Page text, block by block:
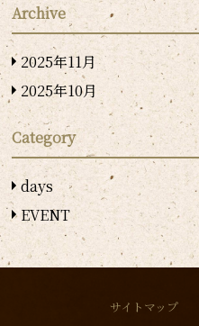
Archive
2025年11月
2025年10月
Category
days
EVENT
サイトマップ